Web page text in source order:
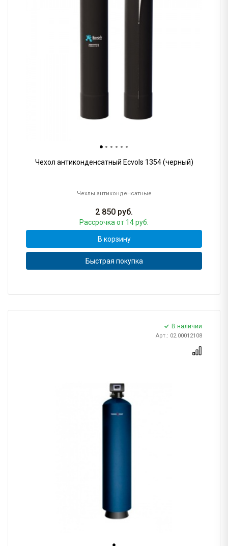
Чехол антиконденсатный Ecvols 1354 (черный)
Чехлы антиконденсатные
2 850 руб.
Рассрочка от 14 руб.
В корзину
Быстрая покупка
В наличии
Арт.: 02.00012108